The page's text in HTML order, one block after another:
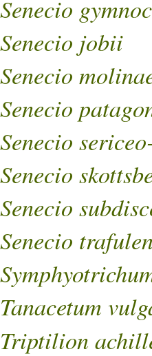
Senecio
Senecio jobii
Senecio
Senecio
Senecio
Senecio
Senecio
Senecio
Tanacetum
Triptilion